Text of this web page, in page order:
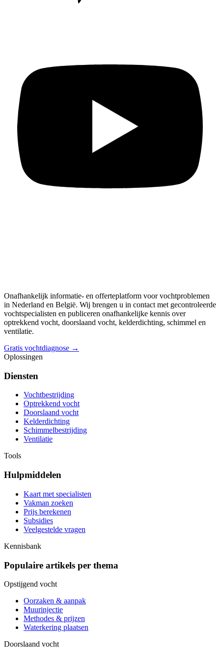
Onafhankelijk informatie- en offerteplatform voor vochtproblemen
in Nederland en België. Wij brengen u in contact met gecontroleerde
vochtspecialisten en publiceren onafhankelijke kennis over
optrekkend vocht, doorslaand vocht, kelderdichting, schimmel en
ventilatie.
Gratis vochtdiagnose →
Oplossingen
Diensten
Vochtbestrijding
Optrekkend vocht
Doorslaand vocht
Kelderdichting
Schimmelbestrijding
Ventilatie
Tools
Hulpmiddelen
Kaart met specialisten
Vakman zoeken
Prijs berekenen
Subsidies
Veelgestelde vragen
Kennisbank
Populaire artikels per thema
Opstijgend vocht
Oorzaken & aanpak
Muurinjectie
Methodes & prijzen
Waterkering plaatsen
Doorslaand vocht